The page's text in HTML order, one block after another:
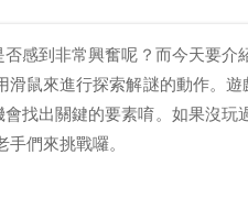
感到非常興奮呢？而今天要介
鼠來進行探索解謎的動作。遊
找出關鍵的要素唷。如果沒玩
們來挑戰囉。